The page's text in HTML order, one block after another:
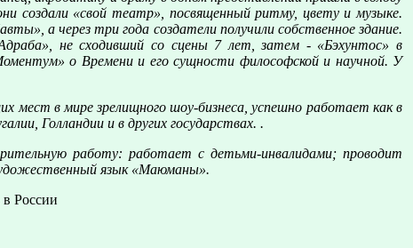
создали «свой театр», посвященный ритму, цвету и музыке.
а через три года создатели получили собственное здание.
не сходивший со сцены 7 лет, затем - «Бэхунтос» в
о Времени и его сущности философской и научной. У
мест в мире зрелищного шоу-бизнеса, успешно работает как в
Голландии и в других государствах. .
работу: работает с детьми-инвалидами; проводит
язык «Маюманы».
России